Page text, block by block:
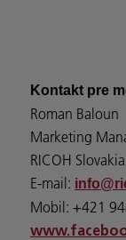
Kontakt pre
Roman Baloun
Marketing
RICOH
E-mail:
Mobil: +421